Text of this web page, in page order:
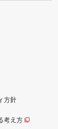
方針
考え方